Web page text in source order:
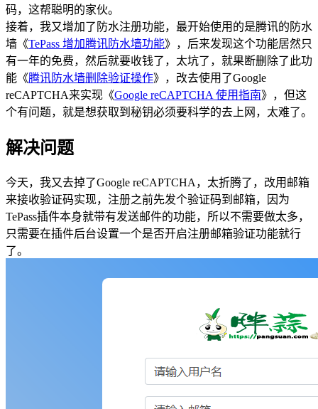
码，这帮聪明的家伙。
接着，我又增加了防水注册功能，最开始使用的是腾讯的防水
墙《TePass 增加腾讯防水墙功能》，后来发现这个功能居然只
有一年的免费，然后就要收钱了，太坑了，就果断删除了此功
能《腾讯防水墙删除验证操作》，改去使用了Google
reCAPTCHA来实现《Google reCAPTCHA 使用指南》，但这
个有问题，就是想获取到秘钥必须要科学的去上网，太难了。
解决问题
今天，我又去掉了Google reCAPTCHA，太折腾了，改用邮箱
来接收验证码实现，注册之前先发个验证码到邮箱，因为
TePass插件本身就带有发送邮件的功能，所以不需要做太多，
只需要在插件后台设置一个是否开启注册邮箱验证功能就行
了。